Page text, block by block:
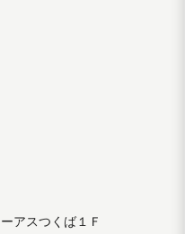
アスつくば１Ｆ